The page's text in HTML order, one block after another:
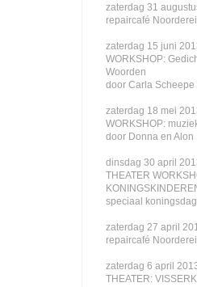
zaterdag 31
repaircafé
zaterdag 15 juni
WORKSHOP:
Woorden
door Carla Scheepe
zaterdag 18 mei
WORKSHOP:
door Donna en Alon
dinsdag 30 april
THEATER
speciaal
zaterdag 27 april
repaircafé
zaterdag 6 april
THEATER: